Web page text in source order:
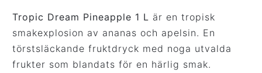
Tropic Dream Pineapple 1 L är en tropisk
smakexplosion av ananas och apelsin. En
törstsläckande fruktdryck med noga utvalda
frukter som blandats för en härlig smak.